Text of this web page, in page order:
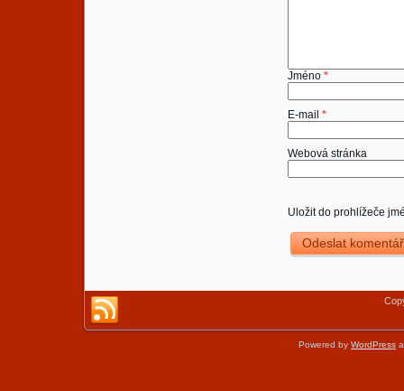
Jméno *
E-mail *
Webová stránka
Uložit do prohlížeče
Powered by WordPress